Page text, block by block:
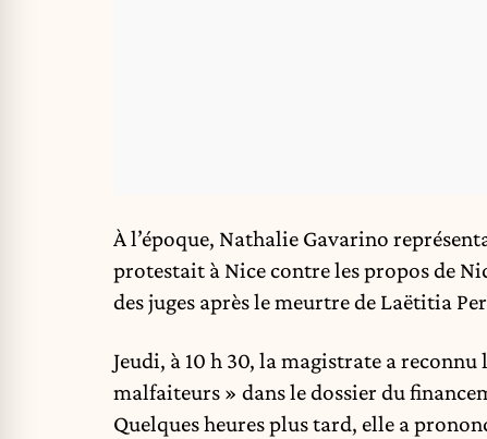
À l’époque, Nathalie Gavarino
protestait à Nice contre les propos de
des juges après le meurtre de Laëtitia
Jeudi, à 10 h 30, la magistrate a
malfaiteurs » dans le dossier du
Quelques heures plus tard, elle a